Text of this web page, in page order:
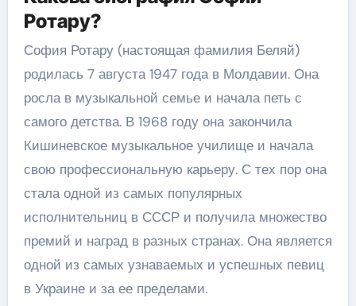
Ротару?
София Ротару (настоящая фамилия Беляй)
родилась 7 августа 1947 года в Молдавии. Она
росла в музыкальной семье и начала петь с
самого детства. В 1968 году она закончила
Кишиневское музыкальное училище и начала
свою профессиональную карьеру. С тех пор она
стала одной из самых популярных
исполнительниц в СССР и получила множество
премий и наград в разных странах. Она является
одной из самых узнаваемых и успешных певиц
в Украине и за ее пределами.